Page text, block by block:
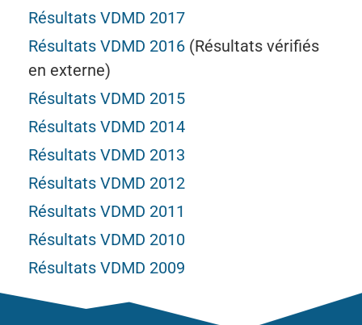
Résultats VDMD 2017
Résultats VDMD 2016 (Résultats vérifiés
en externe)
Résultats VDMD 2015
Résultats VDMD 2014
Résultats VDMD 2013
Résultats VDMD 2012
Résultats VDMD 2011
Résultats VDMD 2010
Résultats VDMD 2009